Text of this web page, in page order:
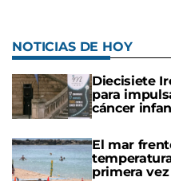
NOTICIAS DE HOY
Diecisiete
para
cáncer
El mar
primera vez